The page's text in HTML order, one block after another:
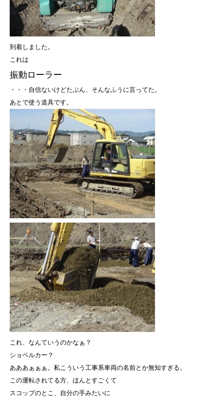
到着しました。
これは
振動ローラー
・・・自信ないけどたぶん、そんなふうに言ってた。
あとで使う道具です。
これ、なんていうのかなぁ？
ショベルカー？
あああぁぁぁ。私こういう工事系車両の名前とか無知すぎる。
この運転されてる方、ほんとすごくて
スコップのとこ、自分の手みたいに